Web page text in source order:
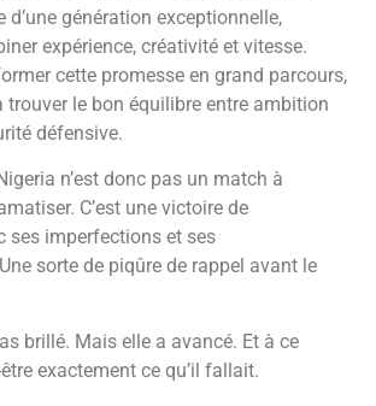
d’une génération exceptionnelle,
expérience, créativité et vitesse.
cette promesse en grand parcours,
trouver le bon équilibre entre ambition
défensive.
n’est donc pas un match à
C’est une victoire de
ses imperfections et ses
sorte de piqûre de rappel avant le
brillé. Mais elle a avancé. Et à ce
exactement ce qu’il fallait.